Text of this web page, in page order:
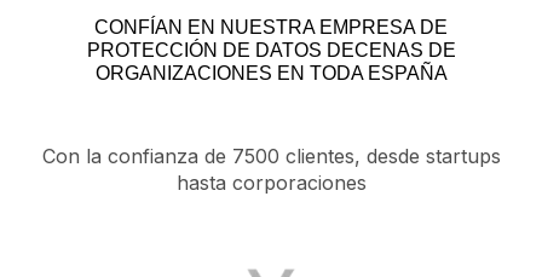
CONFÍAN EN NUESTRA EMPRESA DE
PROTECCIÓN DE DATOS DECENAS DE
ORGANIZACIONES EN TODA ESPAÑA
Con la confianza de 7500 clientes, desde startups
hasta corporaciones